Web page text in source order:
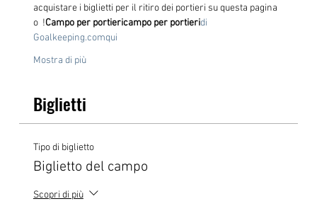
acquistare i biglietti per il ritiro dei portieri su questa pagina
o !Campo per portiericampo per portieridi
Goalkeeping.comqui
Mostra di più
Biglietti
Tipo di biglietto
Biglietto del campo
Scopri di più